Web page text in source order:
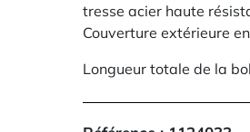
tresse acier haute
Couverture extérieure
Longueur totale de la